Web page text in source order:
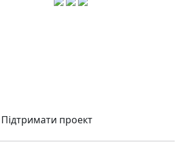
Підтримати проект